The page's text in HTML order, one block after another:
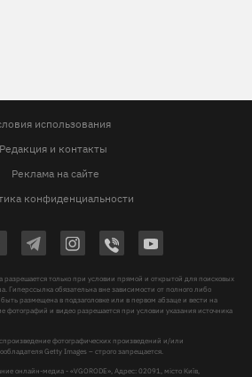
использования
Редакция и контакты
Реклама на сайте
конфиденциальности
разрешается только при условии прямой и открытой для поисковых
Гиперссылка обязательна вне зависимости от полного либо
размещена в подзаголовке или в первом абзаце и вести на
и видео разрешается при условии указания источника
фотографических произведений и/или
Getty Images – строго запрещается.
онлайн-медиа - «VGORODE», Адрес: 02091, місто Київ,